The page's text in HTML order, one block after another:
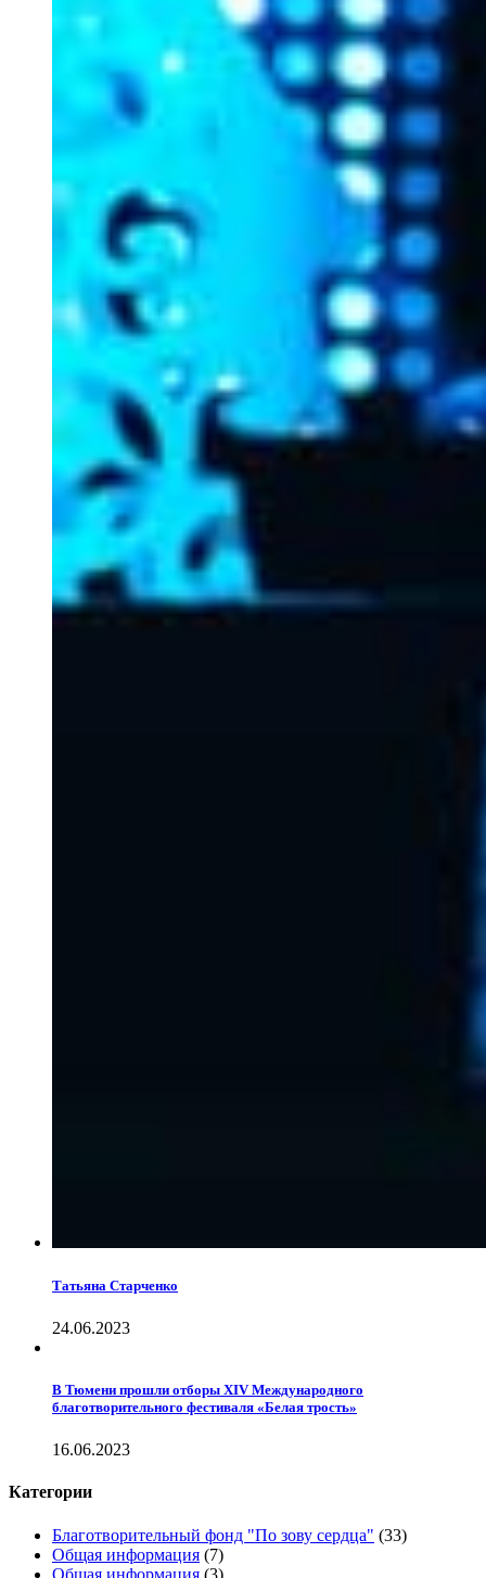
Татьяна Старченко
24.06.2023
В Тюмени прошли отборы XIV Международного
благотворительного фестиваля «Белая трость»
16.06.2023
Категории
Благотворительный фонд "По зову сердца" (33)
Общая информация (7)
Общая информация (3)